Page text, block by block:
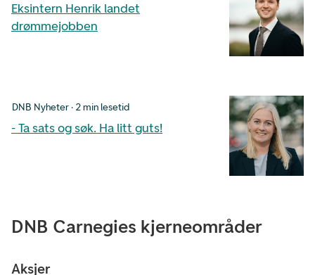
Eksintern Henrik landet
drømmejobben
DNB Nyheter · 2 min lesetid
- Ta sats og søk. Ha litt guts!
DNB Carnegies kjerneområder
Aksjer